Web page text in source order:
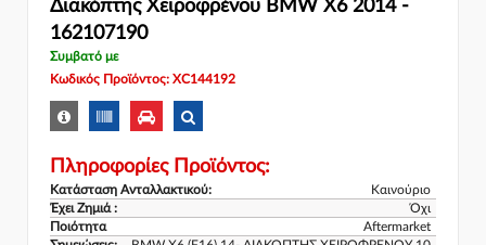
Διακόπτης Χειροφρένου BMW X6 2014 -
162107190
Συμβατό με
Κωδικός Προϊόντος: XC144192
Πληροφορίες Προϊόντος:
Κατάσταση Ανταλλακτικού:
Καινούριο
Έχει Ζημιά :
Όχι
Ποιότητα
Aftermarket